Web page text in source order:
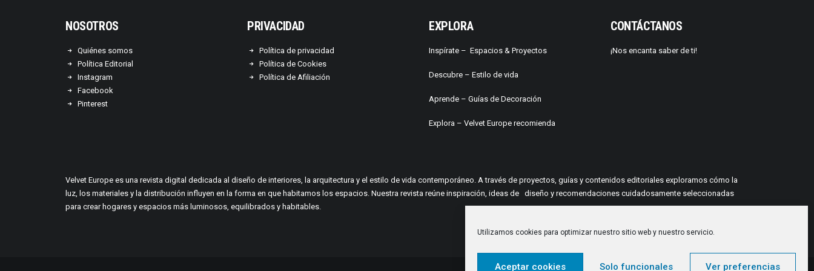
Utilizamos cookies para optimizar nuestro sitio web y nuestro servicio.
Aceptar cookies Solo funcionales Ver preferencias
NOSOTROS
Quiénes somos
Política Editorial
Instagram
Facebook
Pinterest
PRIVACIDAD
Política de privacidad
Política de Cookies
Política de Afiliación
EXPLORA
Inspírate – Espacios & Proyectos
Descubre – Estilo de vida
Aprende – Guías de Decoración
Explora – Velvet Europe recomienda
CONTÁCTANOS
¡Nos encanta saber de ti!
Velvet Europe es una revista digital dedicada al diseño de interiores, la arquitectura y el estilo de vida contemporáneo. A través de proyectos, guías y contenidos editoriales exploramos cómo la
luz, los materiales y la distribución influyen en la forma en que habitamos los espacios. Nuestra revista reúne inspiración, ideas de diseño y recomendaciones cuidadosamente seleccionadas
para crear hogares y espacios más luminosos, equilibrados y habitables.